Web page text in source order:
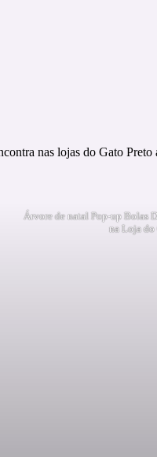
nas lojas do Gato
Árvore de natal Pop-up Bolas
na Loja do